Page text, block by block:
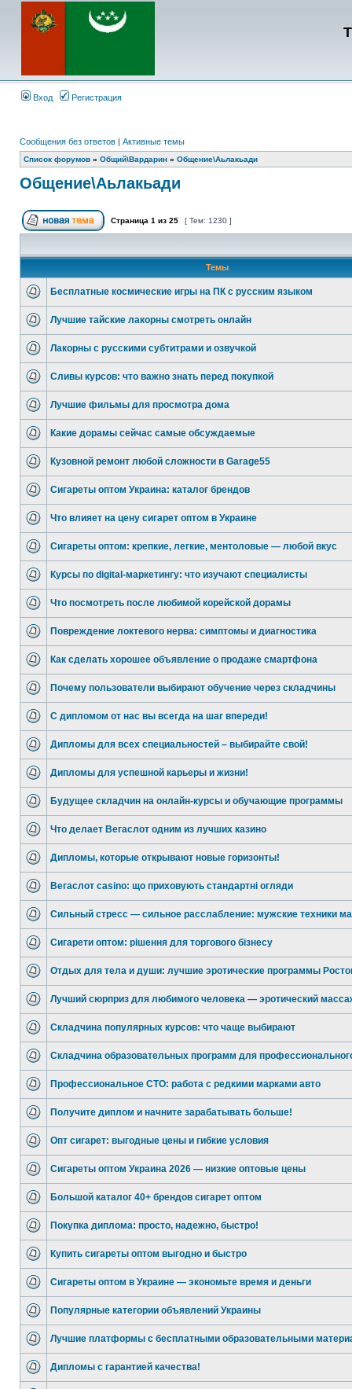
Вход Регистрация
Сообщения без ответов | Активные темы
Список форумов » Общий\Вардарин » Общение\Аьлакьади
Общение\Аьлакьади
Страница 1 из 25 [ Тем: 1230 ]
Темы
Бесплатные космические игры на ПК с русским языком
Лучшие тайские лакорны смотреть онлайн
Лакорны с русскими субтитрами и озвучкой
Сливы курсов: что важно знать перед покупкой
Лучшие фильмы для просмотра дома
Какие дорамы сейчас самые обсуждаемые
Кузовной ремонт любой сложности в Garage55
Сигареты оптом Украина: каталог брендов
Что влияет на цену сигарет оптом в Украине
Сигареты оптом: крепкие, легкие, ментоловые — любой вкус
Курсы по digital-маркетингу: что изучают специалисты
Что посмотреть после любимой корейской дорамы
Повреждение локтевого нерва: симптомы и диагностика
Как сделать хорошее объявление о продаже смартфона
Почему пользователи выбирают обучение через складчины
С дипломом от нас вы всегда на шаг впереди!
Дипломы для всех специальностей – выбирайте свой!
Дипломы для успешной карьеры и жизни!
Будущее складчин на онлайн-курсы и обучающие программы
Что делает Вегаслот одним из лучших казино
Дипломы, которые открывают новые горизонты!
Вегаслот casino: що приховують стандартні огляди
Сильный стресс — сильное расслабление: мужские техники
Сигарети оптом: рішення для торгового бізнесу
Отдых для тела и души: лучшие эротические программы
Лучший сюрприз для любимого человека — эротический
Складчина популярных курсов: что чаще выбирают
Складчина образовательных программ для
Профессиональное СТО: работа с редкими марками авто
Получите диплом и начните зарабатывать больше!
Опт сигарет: выгодные цены и гибкие условия
Сигареты оптом Украина 2026 — низкие оптовые цены
Большой каталог 40+ брендов сигарет оптом
Покупка диплома: просто, надежно, быстро!
Купить сигареты оптом выгодно и быстро
Сигареты оптом в Украине — экономьте время и деньги
Популярные категории объявлений Украины
Лучшие платформы с бесплатными образовательными
Дипломы с гарантией качества!